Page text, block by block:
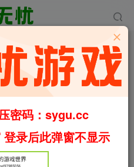
speed
密码：sygu.cc
录后此弹窗不显示